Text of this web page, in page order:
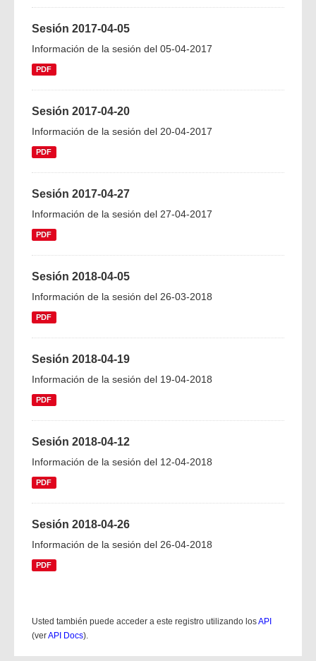
Sesión 2017-04-05
Información de la sesión del 05-04-2017
PDF
Sesión 2017-04-20
Información de la sesión del 20-04-2017
PDF
Sesión 2017-04-27
Información de la sesión del 27-04-2017
PDF
Sesión 2018-04-05
Información de la sesión del 26-03-2018
PDF
Sesión 2018-04-19
Información de la sesión del 19-04-2018
PDF
Sesión 2018-04-12
Información de la sesión del 12-04-2018
PDF
Sesión 2018-04-26
Información de la sesión del 26-04-2018
PDF
Usted también puede acceder a este registro utilizando losAPI
(verAPI Docs).